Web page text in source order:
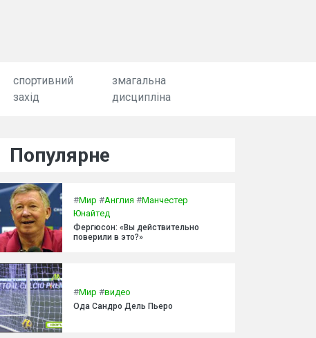
спортивний
захід
змагальна
дисципліна
Популярне
#Мир #Англия #Манчестер
Юнайтед
Фергюсон: «Вы действительно
поверили в это?»
#Мир #видео
Ода Сандро Дель Пьеро